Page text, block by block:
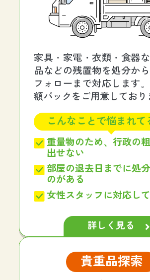
家具・家電・衣類・食器
品などの残置物を処分か
フォローまで対応します
額パックをご用意しており
こんなことで悩まれて
重量物のため、行政の
出せない
部屋の退去日までに処
のがある
女性スタッフに対応し
詳しく見る
貴重品探索